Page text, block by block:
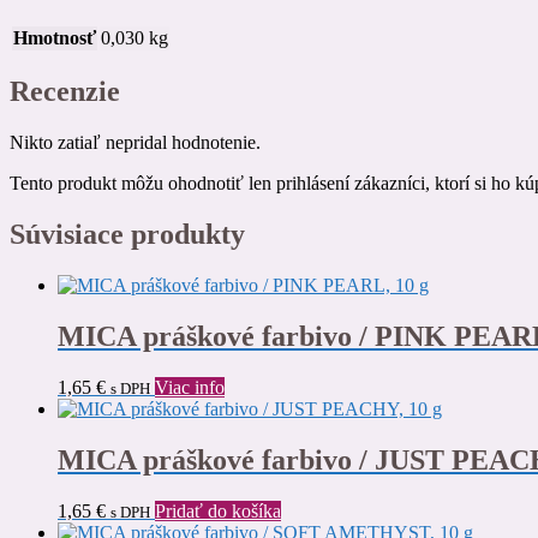
Hmotnosť 0,030 kg
Recenzie
Nikto zatiaľ nepridal hodnotenie.
Tento produkt môžu ohodnotiť len prihlásení zákazníci, ktorí si ho
Súvisiace produkty
MICA práškové farbivo / PINK
1,65 € s DPH Viac info
MICA práškové farbivo / JUST
1,65 € s DPH Pridať do košíka